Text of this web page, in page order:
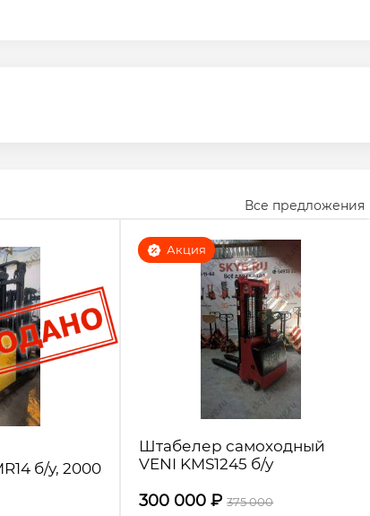
Все предложения
б/у, 2000
Акция
Штабелер самоходный
VENI KMS1245 б/у
300 000₽ 375 000